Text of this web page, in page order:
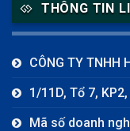
THÔNG TIN
CÔNG TY TNHH
1/11D, Tổ 7,
Mã số doanh